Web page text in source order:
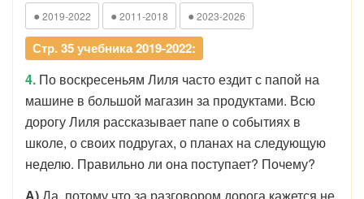
● 2019-2022 ● 2011-2018 ● 2023-2026
Стр. 35 учебника 2019-2022:
4. По воскресеньям Лиля часто ездит с папой на
машине в большой магазин за продуктами. Всю
дорогу Лиля рассказывает папе о событиях в
школе, о своих подругах, о планах на следующую
неделю. Правильно ли она поступает? Почему?
А)Да, потому что за разговором дорога кажется не